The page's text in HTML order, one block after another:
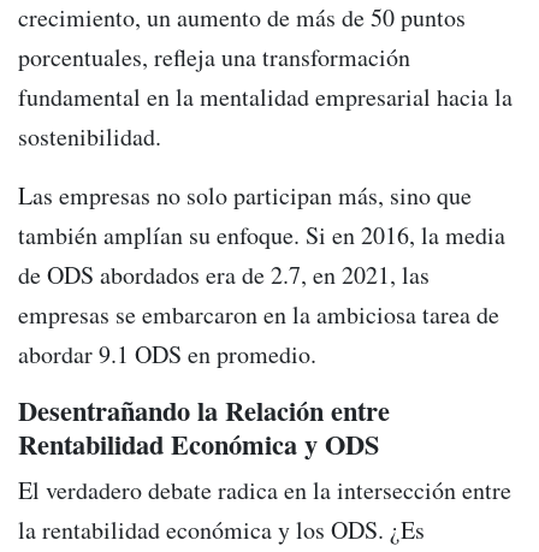
crecimiento, un aumento de más de 50 puntos
porcentuales, refleja una transformación
fundamental en la mentalidad empresarial hacia la
sostenibilidad.
Las empresas no solo participan más, sino que
también amplían su enfoque. Si en 2016, la media
de ODS abordados era de 2.7, en 2021, las
empresas se embarcaron en la ambiciosa tarea de
abordar 9.1 ODS en promedio.
Desentrañando la Relación entre
Rentabilidad Económica y ODS
El verdadero debate radica en la intersección entre
la rentabilidad económica y los ODS. ¿Es